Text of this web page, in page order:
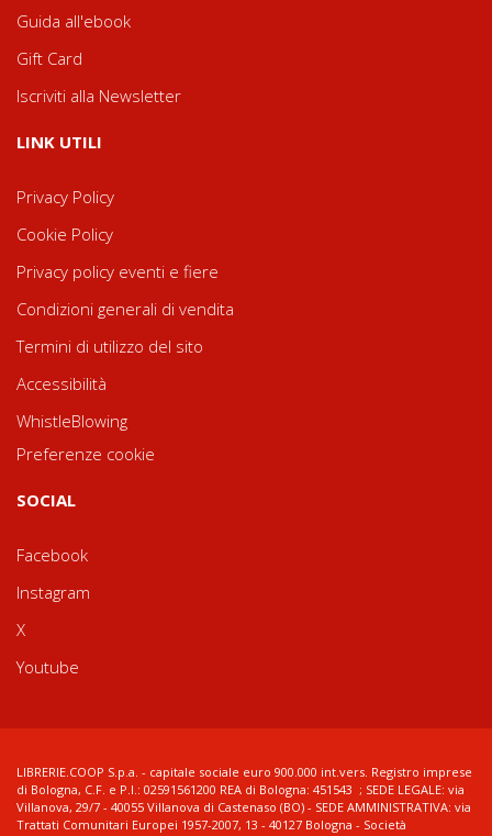
Guida all'ebook
Gift Card
Iscriviti alla Newsletter
LINK UTILI
Privacy Policy
Cookie Policy
Privacy policy eventi e fiere
Condizioni generali di vendita
Termini di utilizzo del sito
Accessibilità
WhistleBlowing
Preferenze cookie
SOCIAL
Facebook
Instagram
X
Youtube
LIBRERIE.COOP S.p.a. - capitale sociale euro 900.000 int.vers. Registro imprese
di Bologna, C.F. e P.I.: 02591561200 REA di Bologna: 451543 ; SEDE LEGALE: via
Villanova, 29/7 - 40055 Villanova di Castenaso (BO) - SEDE AMMINISTRATIVA: via
Trattati Comunitari Europei 1957-2007, 13 - 40127 Bologna - Società